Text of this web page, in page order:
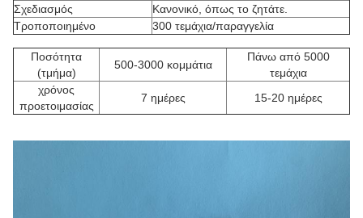
Σχεδιασμός
Κανονικό, όπως το ζητάτε.
Τροποποιημένο
300 τεμάχια/παραγγελία
Ποσότητα
(τμήμα)
500-3000 κομμάτια
Πάνω από 5000
τεμάχια
χρόνος
προετοιμασίας
7 ημέρες 15-20 ημέρες